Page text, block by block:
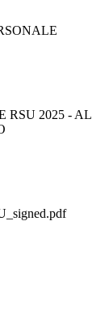
RSU 2025 - AL